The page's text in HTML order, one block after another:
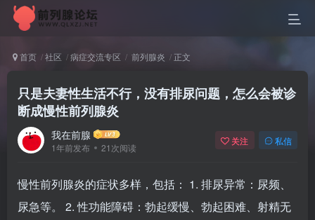
首页 社区 病症交流专区 前列腺炎 正文
只是夫妻性生活不行，没有排尿问题，怎么会被诊
断成慢性前列腺炎
我在前腺
1年前发布 21次阅读
关注 私信
慢性前列腺炎的症状多样，包括： ‌1. 排尿异常‌：尿频、
尿急等。 ‌2. 性功能障碍‌：勃起缓慢、勃起困难、射精无